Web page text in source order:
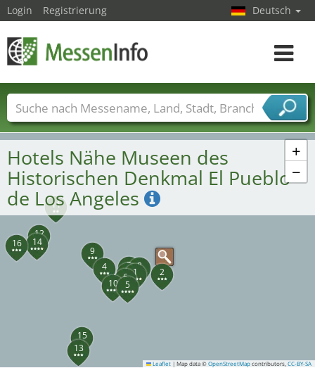
1 2
3
4
5
6
7 8
9
10
11
12
13
14
15
16
18
+
−
Leaflet | Map data © OpenStreetMap contributors, CC-BY-SA
Hotels Nähe Museen des
Historischen Denkmal El Pueblo
de Los Angeles
Login Registrierung Deutsch
Toggle
Messenamen Länder Städte
Branchen
Dienstleisterbranchen